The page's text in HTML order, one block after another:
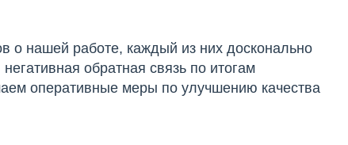
о нашей работе, каждый из них досконально
обратная связь по итогам
оперативные меры по улучшению качества